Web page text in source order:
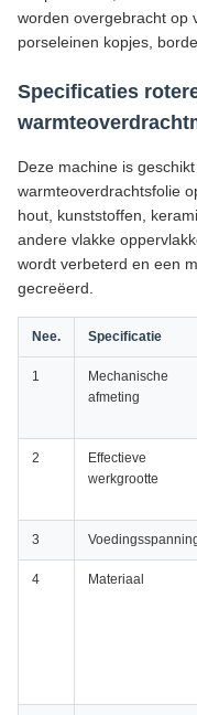
worden overgebracht op
porseleinen kopjes,
Specificaties
Deze machine is
warmteoverdrachtsfolie
hout, kunststoffen,
andere vlakke
wordt verbeterd en een
gecreëerd.
Nee. Specificatie
1
Mechanische
afmeting
2
Effectieve
werkgrootte
3
4 Materiaal